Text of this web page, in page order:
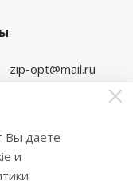
zip-opt@mail.ru
5в
Вы даете
и